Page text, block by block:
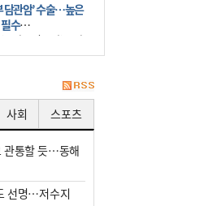
담관암’ 수술…높은
수
클라츠킨 종양)은 좌
, 담관(담즙 배출 경
악성 종양이다. 간동맥
사회 스포츠
관통할 듯…동해
선명…저수지